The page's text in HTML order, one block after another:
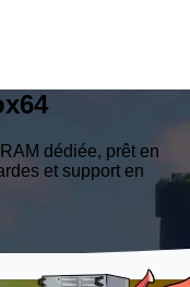
64
dédiée, prêt en
et support en